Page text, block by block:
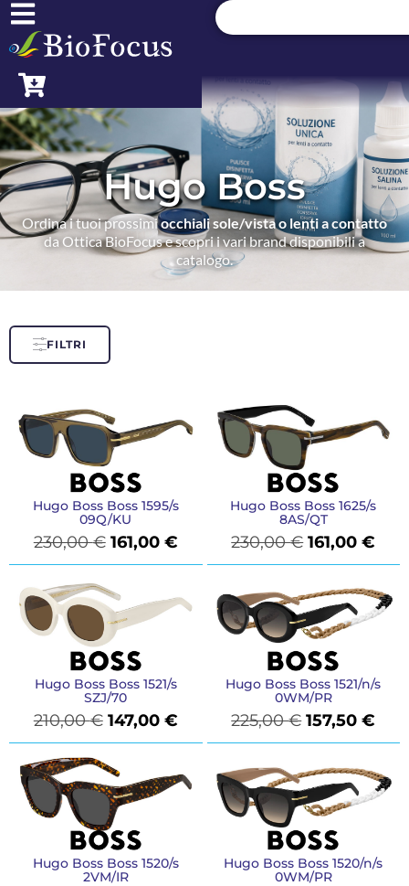
Hugo Boss
Ordina i tuoi prossimiocchiali sole/vista o lenti a contatto
da Ottica BioFocus e scopri i vari brand disponibili a
catalogo.
FILTRI
Hugo Boss Boss 1595/s
09Q/KU
230,00€ 161,00 €
Hugo Boss Boss 1625/s
8AS/QT
230,00€ 161,00€
Hugo Boss Boss 1521/s
SZJ/70
210,00€ 147,00 €
Hugo Boss Boss 1521/n/s
0WM/PR
225,00€ 157,50€
Hugo Boss Boss 1520/s
2VM/IR
Hugo Boss Boss 1520/n/s
0WM/PR